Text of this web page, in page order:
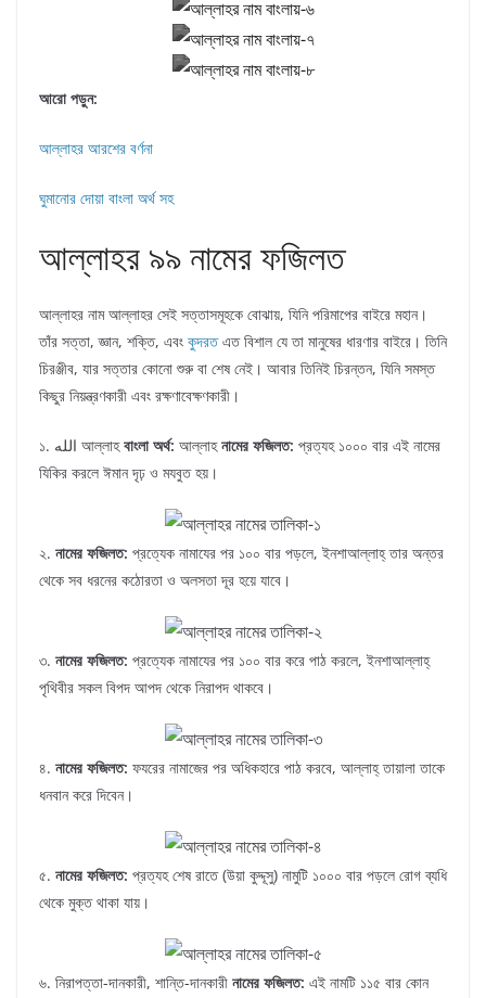
আরো পড়ুন:
আল্লাহর আরশের বর্ণনা
ঘুমানোর দোয়া বাংলা অর্থ সহ
আল্লাহর ৯৯ নামের ফজিলত
আল্লাহর নাম আল্লাহর সেই সত্তাসমূহকে বোঝায়, যিনি পরিমাপের বাইরে মহান।
তাঁর সত্তা, জ্ঞান, শক্তি, এবং কুদরতএত বিশাল যে তা মানুষের ধারণার বাইরে। তিনি
চিরঞ্জীব, যার সত্তার কোনো শুরু বা শেষ নেই। আবার তিনিই চিরন্তন, যিনি সমস্ত
কিছুর নিয়ন্ত্রণকারী এবং রক্ষণাবেক্ষণকারী।
১. الله আল্লাহবাংলা অর্থ: আল্লাহনামের ফজিলত: প্রত্যহ ১০০০ বার এই নামের
যিকির করলে ঈমান দৃঢ় ও মযবুত হয়।
২. নামের ফজিলত: প্রত্যেক নামাযের পর ১০০ বার পড়লে, ইনশাআল্লাহ্‌ তার অন্তর
থেকে সব ধরনের কঠোরতা ও অলসতা দূর হয়ে যাবে।
৩. নামের ফজিলত: প্রত্যেক নামাযের পর ১০০ বার করে পাঠ করলে, ইনশাআল্লাহ্‌
পৃথিবীর সকল বিপদ আপদ থেকে নিরাপদ থাকবে।
৪. নামের ফজিলত: ফযরের নামাজের পর অধিকহারে পাঠ করবে, আল্লাহ্‌ তায়ালা তাকে
ধনবান করে দিবেন।
৫. নামের ফজিলত: প্রত্যহ শেষ রাতে (উয়া কুদ্দূসু) নামুটি ১০০০ বার পড়লে রোগ ব্যধি
থেকে মুক্ত থাকা যায়।
৬. নিরাপত্তা-দানকারী, শান্তি-দানকারী নামের ফজিলত: এই নামটি ১১৫ বার কোন